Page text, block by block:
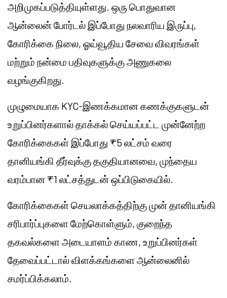
அறிமுகப்படுத்தியுள்ளது. ஒரு பொதுவான
ஆன்லைன் போர்டல் இப்போது நலவாரிய இருப்பு,
கோரிக்கை நிலை, ஓய்வூதிய சேவை விவரங்கள்
மற்றும் நன்மை பதிவுகளுக்கு அணுகலை
வழங்குகிறது.
முழுமையாக KYC-இணக்கமான கணக்குகளுடன்
உறுப்பினர்களால் தாக்கல் செய்யப்பட்ட முன்னேற்ற
கோரிக்கைகள் இப்போது ₹5 லட்சம் வரை
தானியங்கி தீர்வுக்கு தகுதியானவை, முந்தைய
வரம்பான ₹1 லட்சத்துடன் ஒப்பிடுகையில்.
கோரிக்கைகள் செயலாக்கத்திற்கு முன் தானியங்கி
சரிபார்ப்புகளை மேற்கொள்ளும், குறைந்த
தகவல்களை அடையாளம் காண, உறுப்பினர்கள்
தேவைப்பட்டால் விளக்கங்களை ஆன்லைனில்
சமர்ப்பிக்கலாம்.